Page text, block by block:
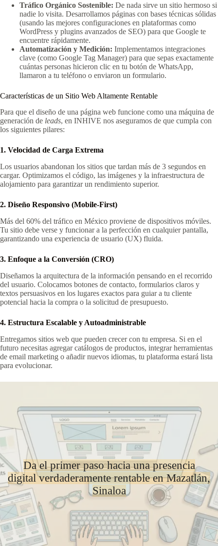
Tráfico Orgánico Sostenible: De nada sirve un sitio hermoso si
nadie lo visita. Desarrollamos páginas con bases técnicas sólidas
(usando las mejores configuraciones en plataformas como
WordPress y plugins avanzados de SEO) para que Google te
encuentre rápidamente.
Automatización y Medición: Implementamos integraciones
clave (como Google Tag Manager) para que sepas exactamente
cuántas personas hicieron clic en tu botón de WhatsApp,
llamaron a tu teléfono o enviaron un formulario.
Características de un Sitio Web Altamente Rentable
Para que el diseño de una página web funcione como una máquina de
generación de leads, en INHIVE nos aseguramos de que cumpla con
los siguientes pilares:
1. Velocidad de Carga Extrema
Los usuarios abandonan los sitios que tardan más de 3 segundos en
cargar. Optimizamos el código, las imágenes y la infraestructura de
alojamiento para garantizar un rendimiento superior.
2. Diseño Responsivo (Mobile-First)
Más del 60% del tráfico en México proviene de dispositivos móviles.
Tu sitio debe verse y funcionar a la perfección en cualquier pantalla,
garantizando una experiencia de usuario (UX) fluida.
3. Enfoque a la Conversión (CRO)
Diseñamos la arquitectura de la información pensando en el recorrido
del usuario. Colocamos botones de contacto, formularios claros y
textos persuasivos en los lugares exactos para guiar a tu cliente
potencial hacia la compra o la solicitud de presupuesto.
4. Estructura Escalable y Autoadministrable
Entregamos sitios web que pueden crecer con tu empresa. Si en el
futuro necesitas agregar catálogos de productos, integrar herramientas
de email marketing o añadir nuevos idiomas, tu plataforma estará lista
para evolucionar.
Da el primer paso hacia una presencia
digital verdaderamente rentable en Mazatlán,
Sinaloa